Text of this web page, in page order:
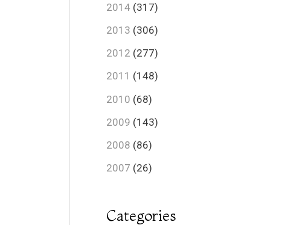
2014 (317)
2013 (306)
2012 (277)
2011 (148)
2010 (68)
2009 (143)
2008 (86)
2007 (26)
Categories